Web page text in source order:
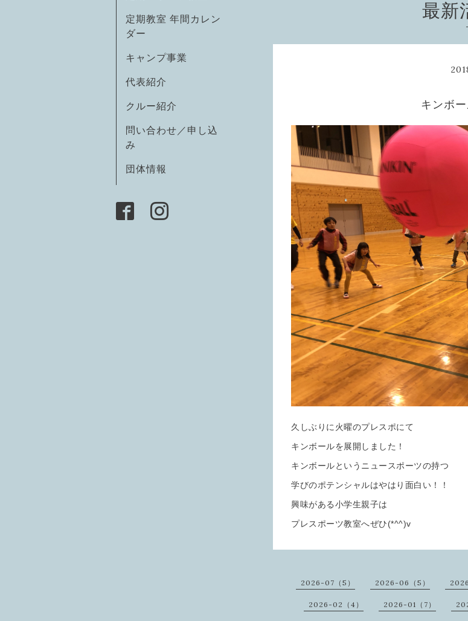
定期教室 年間カレン
ダー
キャンプ事業
代表紹介
クルー紹介
問い合わせ／申し込
み
団体情報
最新
キンボ
久しぶりに火曜のプレスポにて
キンボールを展開しました！
キンボールというニュースポーツの持つ
学びのポテンシャルはやはり面白い！！
興味がある小学生親子は
プレスポーツ教室へぜひ(*^^)v
2026-07（5） 2026-06（5）
2026-02（4） 2026-01（7）